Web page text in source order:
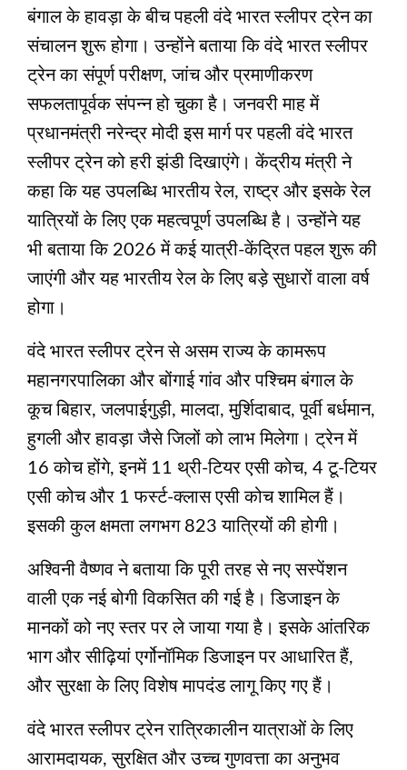
बंगाल के हावड़ा के बीच पहली वंदे भारत स्लीपर ट्रेन का
संचालन शुरू होगा। उन्होंने बताया कि वंदे भारत स्लीपर
ट्रेन का संपूर्ण परीक्षण, जांच और प्रमाणीकरण
सफलतापूर्वक संपन्न हो चुका है। जनवरी माह में
प्रधानमंत्री नरेन्‍द्र मोदी इस मार्ग पर पहली वंदे भारत
स्लीपर ट्रेन को हरी झंडी दिखाएंगे। केंद्रीय मंत्री ने
कहा कि यह उपलब्धि भारतीय रेल, राष्ट्र और इसके रेल
यात्रियों के लिए एक महत्वपूर्ण उपलब्धि है। उन्होंने यह
भी बताया कि 2026 में कई यात्री-केंद्रित पहल शुरू की
जाएंगी और यह भारतीय रेल के लिए बड़े सुधारों वाला वर्ष
होगा।
वंदे भारत स्लीपर ट्रेन से असम राज्य के कामरूप
महानगरपालिका और बोंगाई गांव और पश्चिम बंगाल के
कूच बिहार, जलपाईगुड़ी, मालदा, मुर्शिदाबाद, पूर्वी बर्धमान,
हुगली और हावड़ा जैसे जिलों को लाभ मिलेगा। ट्रेन में
16 कोच होंगे, इनमें 11 थ्री-टियर एसी कोच, 4 टू-टियर
एसी कोच और 1 फर्स्ट-क्लास एसी कोच शामिल हैं।
इसकी कुल क्षमता लगभग 823 यात्रियों की होगी।
अश्विनी वैष्णव ने बताया कि पूरी तरह से नए सस्पेंशन
वाली एक नई बोगी विकसित की गई है। डिजाइन के
मानकों को नए स्तर पर ले जाया गया है। इसके आंतरिक
भाग और सीढ़ियां एर्गोनॉमिक डिजाइन पर आधारित हैं,
और सुरक्षा के लिए विशेष मापदंड लागू किए गए हैं।
वंदे भारत स्लीपर ट्रेन रात्रिकालीन यात्राओं के लिए
आरामदायक, सुरक्षित और उच्च गुणवत्ता का अनुभव